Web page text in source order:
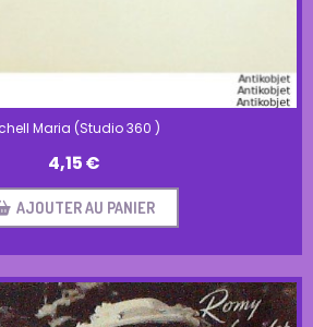
Maria (Studio 360 )
4,15€
AJOUTER AU PANIER